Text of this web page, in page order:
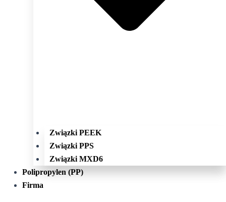
Związki PEEK
Związki PPS
Związki MXD6
Polipropylen (PP)
Firma